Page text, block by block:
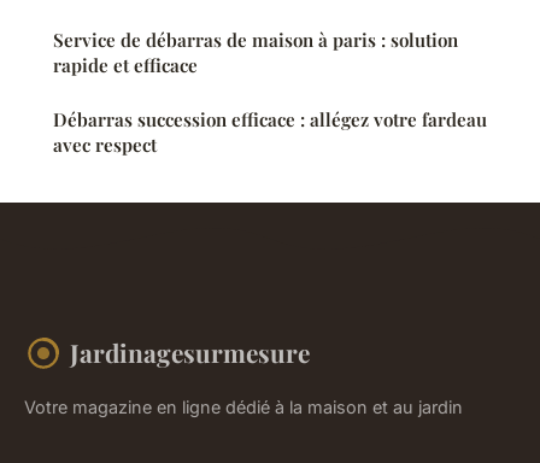
Service de débarras de maison à paris : solution
rapide et efficace
Débarras succession efficace : allégez votre fardeau
avec respect
Jardinagesurmesure
Votre magazine en ligne dédié à la maison et au jardin